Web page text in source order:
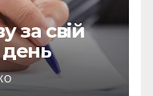
за свій